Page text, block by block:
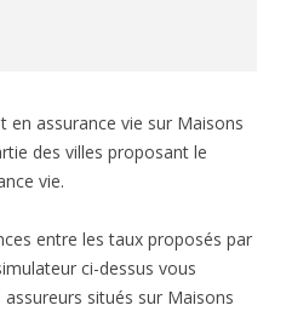
en assurance vie sur Maisons
des villes proposant le
vie.
entre les taux proposés par
ci-dessus vous
situés sur Maisons